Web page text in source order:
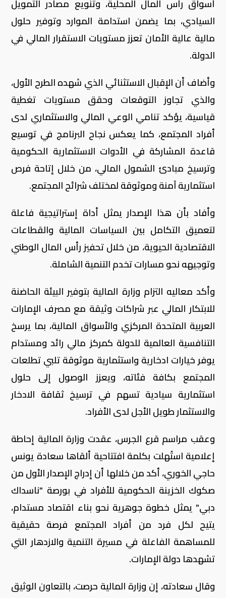
أسواق رأس المال المحلية، وتنويع مصادر التمويل
السيادي، بما يضمن استدامة الموارد وتوفير حلول
مالية عالية الأمان تعزز مستويات الاستقرار المالي في
الدولة.
وأضاف أن الإقبال الاستثنائي الذي شهده الطرح الأول،
والذي تجاوز التوقعات وحقق مستويات تغطية
قياسية، يؤكد تنامي الوعي المالي والاستثماري لدى
أفراد المجتمع، كما يعكس نجاح البرنامج في توسيع
قاعدة المشاركة في الأدوات الاستثمارية الحكومية
وترسيخ مبادئ الشمول المالي، من خلال إتاحة فرص
استثمارية آمنة وموثوقة لمختلف شرائح المجتمع.
وأفاد بأن هذا الإصدار يمثل أداة إستراتيجية فاعلة
لتعميق التكامل بين السياسات المالية والقطاعات
الاقتصادية الحيوية، من خلال تحفيز رأس المال الوطني
وتوجيهه نحو مسارات تخدم التنمية الشاملة.
وأكد معاليه التزام وزارة المالية بتوفير البيئة الحاضنة
للابتكار المالي عبر شراكات وثيقة مع مصرف الإمارات
العربية المتحدة المركزي والأسواق المالية، بما يرسخ
التنافسية العالمية للدولة كمركز مالي رائد ومستدام
يوفر خيارات ادخارية واستثمارية موثوقة تلبي تطلعات
المجتمع بكافة فئاته، ويعزز الوصول إلى حلول
استثمارية سيادية تسهم في ترسيخ ثقافة الادخار
والاستثمار طويل الأجل لدى الأفراد.
وعقب مراسم قرع الجرس، عقدت وزارة المالية إحاطة
إعلامية استُهلت بكلمة افتتاحية ألقاها سعادة يونس
حاجي الخوري، أكد من خلالها أن إدراج الإصدار الأول من
صكوك الخزينة الحكومية للأفراد في بورصة "ناسداك
دبي" يمثل خطوة جوهرية نحو بناء اقتصاد مستدام،
يتيح لكل فرد من أفراد المجتمع فرصة حقيقية
للمساهمة الفاعلة في مسيرة التنمية والازدهار التي
تشهدها دولة الإمارات.
وقال سعادته، إن وزارة المالية حرصت، بالتعاون الوثيق